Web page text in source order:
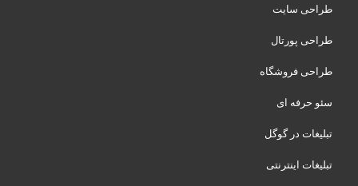
طراحی سایت
طراحی پورتال
طراحی فروشگاه
سئو حرفه ای
تبلیغات در گوگل
تبلیغات اینترنتی